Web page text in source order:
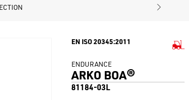
EN ISO 20345:2011
ENDURANCE
ARKO BOA®
81184-03L